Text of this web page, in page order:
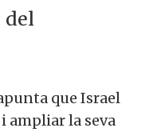
del
que Israel
ampliar la seva